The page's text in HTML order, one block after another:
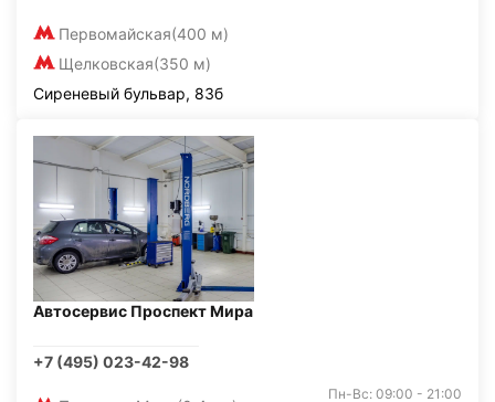
Первомайская(400 м)
Щелковская(350 м)
Сиреневый бульвар, 83б
Автосервис Проспект Мира
+7 (495) 023-42-98
Пн-Вс: 09:00 - 21:00